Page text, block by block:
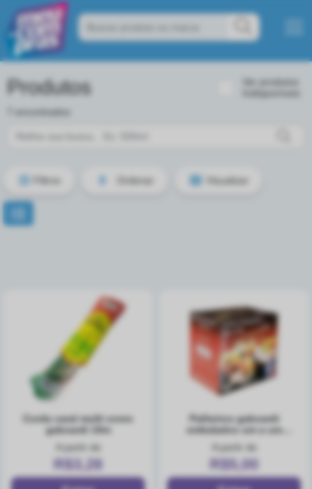
Produtos
7 encontrados
Ordenar Visualizar
gaboardi 10m
A partir de
R$3,28
embalados um a um
A partir de
R$5,00